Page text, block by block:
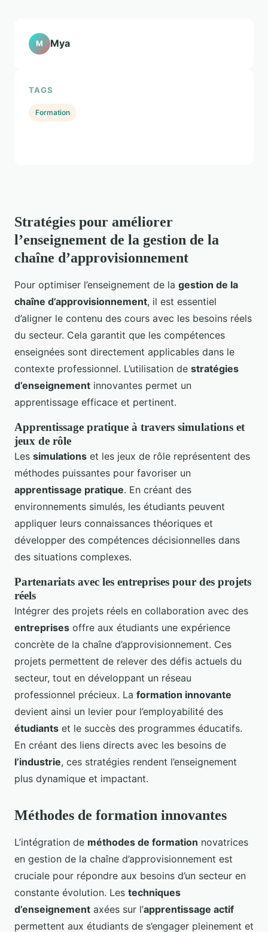
Stratégies pour améliorer
l’enseignement de la gestion de la
chaîne d’approvisionnement
Pour optimiser l’enseignement de la gestion de la
chaîne d’approvisionnement, il est essentiel
d’aligner le contenu des cours avec les besoins réels
du secteur. Cela garantit que les compétences
enseignées sont directement applicables dans le
contexte professionnel. L’utilisation de stratégies
d’enseignement innovantes permet un
apprentissage efficace et pertinent.
Apprentissage pratique à travers simulations et
jeux de rôle
Les simulations et les jeux de rôle représentent des
méthodes puissantes pour favoriser un
apprentissage pratique. En créant des
environnements simulés, les étudiants peuvent
appliquer leurs connaissances théoriques et
développer des compétences décisionnelles dans
des situations complexes.
Partenariats avec les entreprises pour des projets
réels
Intégrer des projets réels en collaboration avec des
entreprises offre aux étudiants une expérience
concrète de la chaîne d’approvisionnement. Ces
projets permettent de relever des défis actuels du
secteur, tout en développant un réseau
professionnel précieux. La formation innovante
devient ainsi un levier pour l’employabilité des
étudiants et le succès des programmes éducatifs.
En créant des liens directs avec les besoins de
l’industrie, ces stratégies rendent l’enseignement
plus dynamique et impactant.
Méthodes de formation innovantes
L’intégration de méthodes de formation novatrices
en gestion de la chaîne d’approvisionnement est
cruciale pour répondre aux besoins d’un secteur en
constante évolution. Les techniques
d’enseignement axées sur l’apprentissage actif
permettent aux étudiants de s’engager pleinement et
M Mya
TAGS
Formation